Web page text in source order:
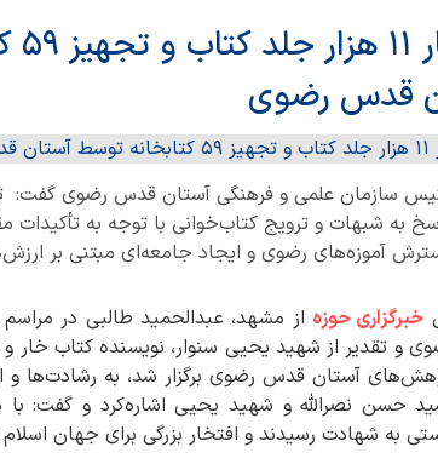
قدس رضوی
سازمان علمی و فرهنگی آستان قدس رضوی گفت:
به شبهات و ترویج کتاب‌خوانی با توجه به تأکیدات
آموزه‌های رضوی و ایجاد جامعه‌ای مبتنی بر
خبرگزاری حوزه از مشهد، عبدالحمید طالبی در
و تقدیر از شهید یحیی سنوار، نویسنده کتاب
آستان قدس رضوی برگزار شد، به رشادت‌ها
حسن نصرالله و شهید یحیی اشاره‌کرد و گفت: با
به شهادت رسیدند و افتخار بزرگی برای جهان اسلام